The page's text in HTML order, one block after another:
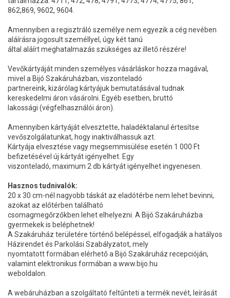
862,869, 9602, 9604.
Amennyiben a regisztráló személye nem egyezik a cég nevében
aláírásra jogosult személlyel, úgy két tanú
által aláírt meghatalmazás szükséges az illető részére!
Vevőkártyáját minden személyes vásárláskor hozza magával,
mivel a Bijó Szakáruházban, viszonteladó
partnereink, kizárólag kártyájuk bemutatásával tudnak
kereskedelmi áron vásárolni. Egyéb esetben, bruttó
lakossági (végfelhasználói áron).
Amennyiben kártyáját elvesztette, haladéktalanul értesítse
vevőszolgálatunkat, hogy inaktiválhassuk azt.
Kártyája elvesztése vagy megsemmisülése esetén 1 000 Ft
befizetésével új kártyát igényelhet. Egy
viszonteladó, maximum 2 db kártyát igényelhet ingyenesen.
Hasznos tudnivalók:
20 x 30 cm-nél nagyobb táskát az eladótérbe nem lehet bevinni,
azokat az előtérben található
csomagmegőrzőkben lehet elhelyezni. A Bijó Szakáruházba
gyermekek is beléphetnek!
A Szakáruház területére történő belépéssel, elfogadják a hatályos
Házirendet és Parkolási Szabályzatot, mely
nyomtatott formában elérhető a Bijó Szakáruház recepcióján,
valamint elektronikus formában a www.bijo.hu
weboldalon.
A webáruházban a szolgáltató feltűnteti a termék nevét, leírását